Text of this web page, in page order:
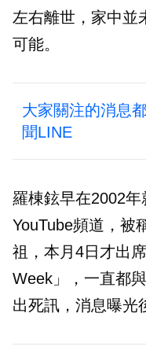
左右離世，家中並
可能。
大家關注的消息
聞LINE
羅棟鉉早在2002年
YouTube頻道，被
祖，本月4日才出
Week」，一直都
出死訊，消息曝光